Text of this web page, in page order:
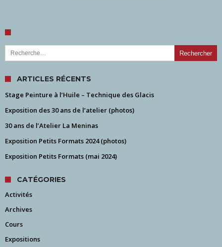
Rechercher :
ARTICLES RÉCENTS
Stage Peinture à l’Huile – Technique des Glacis
Exposition des 30 ans de l’atelier (photos)
30 ans de l’Atelier La Meninas
Exposition Petits Formats 2024 (photos)
Exposition Petits Formats (mai 2024)
CATÉGORIES
Activités
Archives
Cours
Expositions